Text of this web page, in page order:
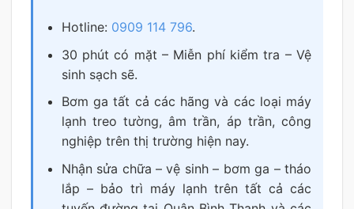
Hotline: 0909 114 796.
30 phút có mặt – Miễn phí kiểm tra – Vệ
sinh sạch sẽ.
Bơm ga tất cả các hãng và các loại máy
lạnh treo tường, âm trần, áp trần, công
nghiệp trên thị trường hiện nay.
Nhận sửa chữa – vệ sinh – bơm ga – tháo
lắp – bảo trì máy lạnh trên tất cả các